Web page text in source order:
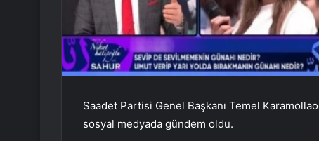
Saadet Partisi Genel Başkanı Temel
sosyal medyada gündem oldu.